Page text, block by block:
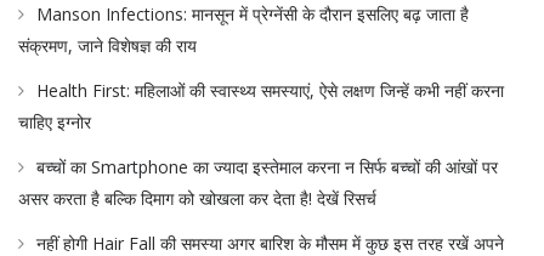
Manson Infections: मानसून में प्रेग्नेंसी के दौरान इसलिए बढ़ जाता है
संक्रमण, जाने विशेषज्ञ की राय
Health First: महिलाओं की स्वास्थ्य समस्याएं, ऐसे लक्षण जिन्हें कभी नहीं करना
चाहिए इग्नोर
बच्चों का Smartphone का ज्यादा इस्तेमाल करना न सिर्फ बच्चों की आंखों पर
असर करता है बल्कि दिमाग को खोखला कर देता है! देखें रिसर्च
नहीं होगी Hair Fall की समस्या अगर बारिश के मौसम में कुछ इस तरह रखें अपने